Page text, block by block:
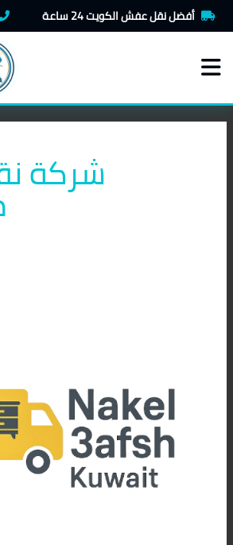
أفضل نقل عفش الكويت 24 ساعة تخطي
إلى
شركة